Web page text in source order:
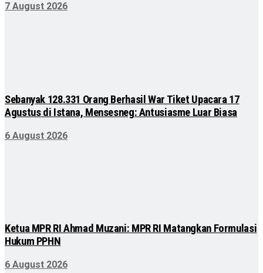
7 August 2026
Sebanyak 128.331 Orang Berhasil War Tiket Upacara 17
Agustus di Istana, Mensesneg: Antusiasme Luar Biasa
6 August 2026
Ketua MPR RI Ahmad Muzani: MPR RI Matangkan Formulasi
Hukum PPHN
6 August 2026